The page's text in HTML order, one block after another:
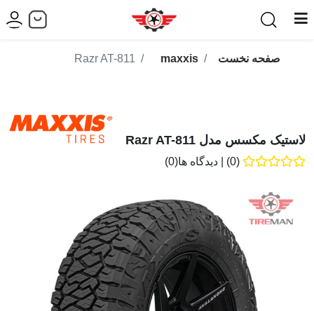
صفحه نخست maxxis
Razr AT-811
لاستیک مکسس مدل Razr AT-811
(0) دیدگاه ها(0)